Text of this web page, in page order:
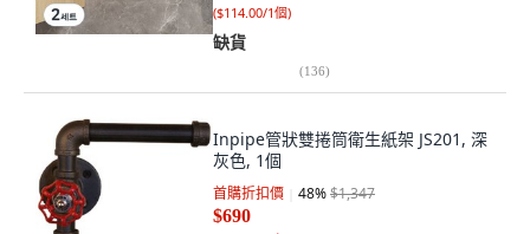
($114.00/1個)
缺貨
(136)
Inpipe管狀雙捲筒衛生紙架 JS201, 深
灰色, 1個
首購折扣價 48%$1,347
$690